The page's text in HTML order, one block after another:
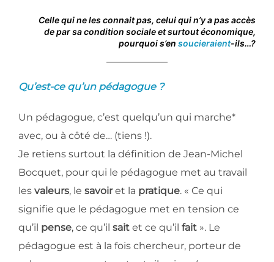
Celle qui ne les connait pas, celui qui n’y a pas accès
de par sa condition sociale et surtout économique,
pourquoi s’en soucieraient-ils…?
Qu’est-ce qu’un pédagogue ?
Un pédagogue, c’est quelqu’un qui marche*
avec, ou à côté de… (tiens !).
Je retiens surtout la définition de Jean-Michel
Bocquet, pour qui le pédagogue met au travail
les valeurs, le savoiret la pratique. « Ce qui
signifie que le pédagogue met en tension ce
qu’il pense, ce qu’il sait et ce qu’il fait ». Le
pédagogue est à la fois chercheur, porteur de